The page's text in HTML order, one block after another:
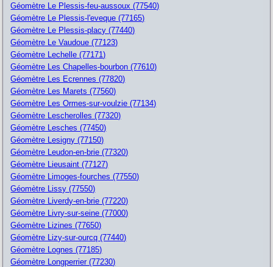
Géomètre Le Plessis-feu-aussoux (77540)
Géomètre Le Plessis-l'eveque (77165)
Géomètre Le Plessis-placy (77440)
Géomètre Le Vaudoue (77123)
Géomètre Lechelle (77171)
Géomètre Les Chapelles-bourbon (77610)
Géomètre Les Ecrennes (77820)
Géomètre Les Marets (77560)
Géomètre Les Ormes-sur-voulzie (77134)
Géomètre Lescherolles (77320)
Géomètre Lesches (77450)
Géomètre Lesigny (77150)
Géomètre Leudon-en-brie (77320)
Géomètre Lieusaint (77127)
Géomètre Limoges-fourches (77550)
Géomètre Lissy (77550)
Géomètre Liverdy-en-brie (77220)
Géomètre Livry-sur-seine (77000)
Géomètre Lizines (77650)
Géomètre Lizy-sur-ourcq (77440)
Géomètre Lognes (77185)
Géomètre Longperrier (77230)